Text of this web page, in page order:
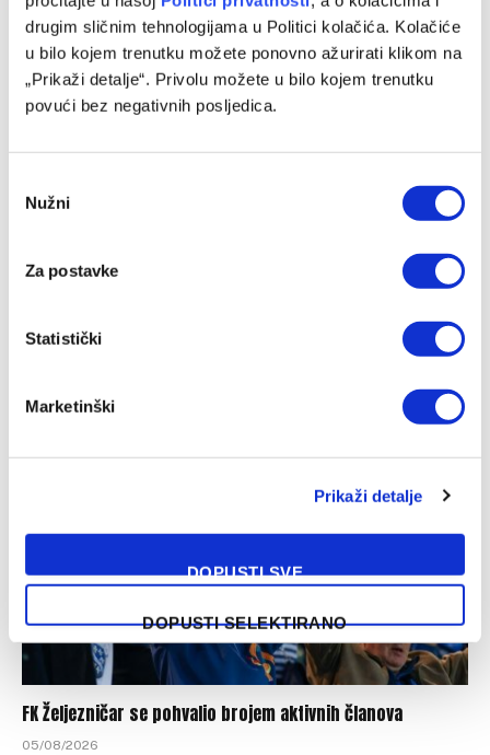
drugim sličnim tehnologijama u Politici kolačića. Kolačiće
u bilo kojem trenutku možete ponovno ažurirati klikom na
„Prikaži detalje“. Privolu možete u bilo kojem trenutku
povući bez negativnih posljedica.
Selection
Nužni
Za postavke
Statistički
Marketinški
Prikaži detalje
DOPUSTI SVE
DOPUSTI SELEKTIRANO
FK Sarajevo: Do daljnjeg nećemo moći igrati na Koševu
05/08/2026
05/08/2026
FK Željezničar se pohvalio brojem aktivnih članova
05/08/2026